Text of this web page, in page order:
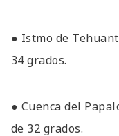
● Istmo de
34 grados.
● Cuenca del
de 32 grados.